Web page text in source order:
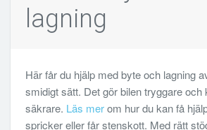
lagning
Här får du hjälp med byte och lagning
smidigt sätt. Det gör bilen tryggare och
säkrare. Läs merom hur du kan få
spricker eller får stenskott. Med rätt